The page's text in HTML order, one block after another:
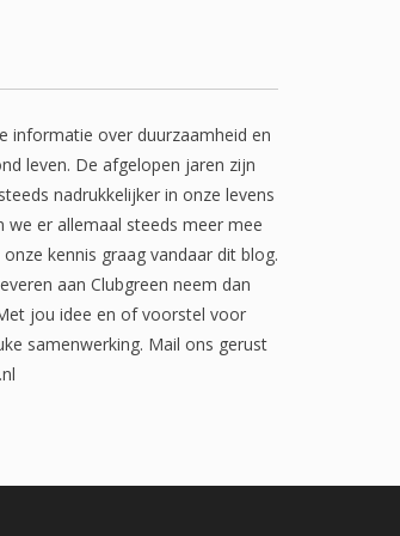
informatie over duurzaamheid en
leven. De afgelopen jaren zijn
nadrukkelijker in onze levens
we er allemaal steeds meer mee
kennis graag vandaar dit blog.
aan Clubgreen neem dan
jou idee en of voorstel voor
samenwerking. Mail ons gerust